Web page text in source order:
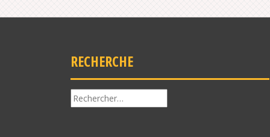
RECHERCHE
Rechercher :